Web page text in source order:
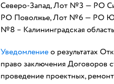
Северо-Запад, Лот №3 — РО
РО Поволжье, Лот №6 — РО
№8 – Калининградская
Уведомление о результатах
право заключения Договоров
проведение проектных,